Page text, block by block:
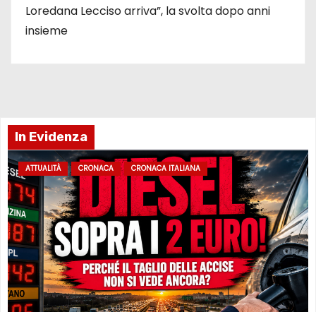
Loredana Lecciso arriva”, la svolta dopo anni
insieme
In Evidenza
ATTUALITÀ CRONACA CRONACA ITALIANA